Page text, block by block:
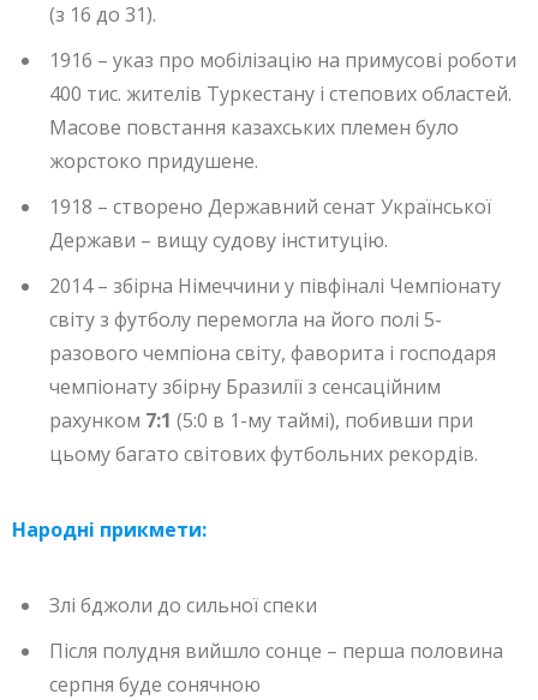
(з 16 до 31).
1916 – указ про мобілізацію на примусові роботи
400 тис. жителів Туркестану і степових областей.
Масове повстання казахських племен було
жорстоко придушене.
1918 – створено Державний сенат Української
Держави – вищу судову інституцію.
2014 – збірна Німеччини у півфіналі Чемпіонату
світу з футболу перемогла на його полі 5-
разового чемпіона світу, фаворита і господаря
чемпіонату збірну Бразилії з сенсаційним
рахунком 7:1 (5:0 в 1-му таймі), побивши при
цьому багато світових футбольних рекордів.
Народні прикмети:
Злі бджоли до сильної спеки
Після полудня вийшло сонце – перша половина
серпня буде сонячною